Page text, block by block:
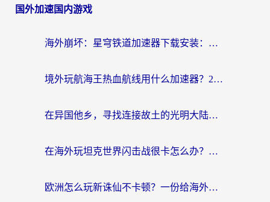
国外加速国内游戏
海外崩坏：星穹铁道加速器下载安装：一份给游子的终极网络指南
境外玩航海王热血航线用什么加速器？2026海外玩家实测最优方案（附欧洲问道堡垒前线加速技巧）
在异国他乡，寻找连接故土的光明大陆免费加速器
在海外玩坦克世界闪击战很卡怎么办？老玩家亲测有效的加速器选择指南
欧洲怎么玩新诛仙不卡顿？一份给海外游子的国服游戏畅玩指南